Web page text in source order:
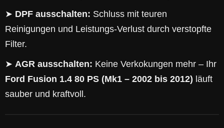
➤ DPF ausschalten: Schluss mit teuren
Reinigungen und Leistungs-Verlust durch verstopfte
Filter.
➤ AGR ausschalten: Keine Verkokungen mehr – Ihr
Ford Fusion 1.4 80 PS (Mk1 – 2002 bis 2012) läuft
sauber und kraftvoll.